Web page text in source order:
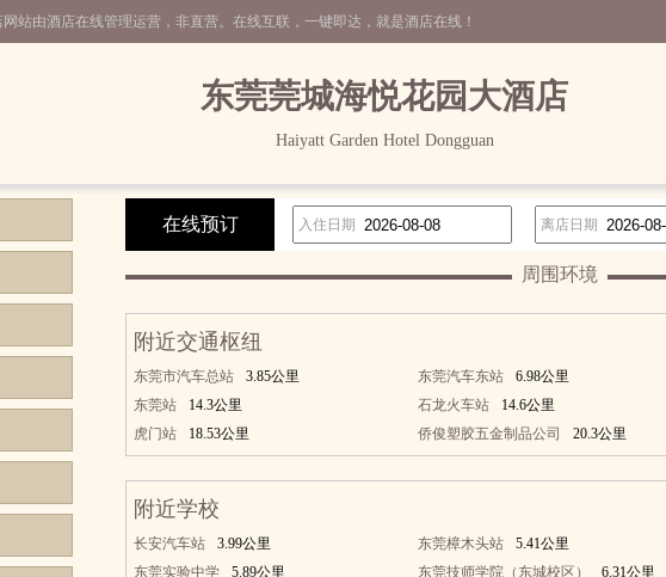
站由酒店在线管理运营，非直营。在线互联，一键即达，就是酒店在线！
东莞莞城海悦花园大酒店
Haiyatt Garden Hotel Dongguan
在线预订 入住日期 离店日期
周围环境
附近交通枢纽
东莞市汽车总站 3.85公里 东莞汽车东站 6.98公里
东莞站
14.3公里 石龙火车站 14.6公里
虎门站
18.53公里 侨俊塑胶五金制品公司 20.3公里
附近学校
长安汽车站 3.99公里 东莞樟木头站 5.41公里
东莞实验中学
5.89公里 东莞技师学院（东城校区） 6.31公里